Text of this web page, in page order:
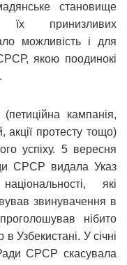
становище
їх принизливих
можливість і для
якою поодинокі
(петиційна кампанія,
акції протесту тощо)
успіху. 5 вересня
СРСР видала Указ
які
звинувачення в
нібито
Узбекистані. У січні
СРСР скасувала